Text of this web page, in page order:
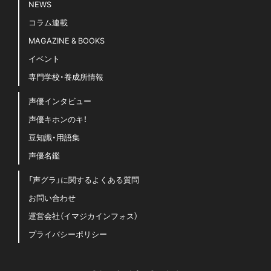
NEWS
コラム連載
MAGAZINE & BOOKS
イベント
専門学校・養成所情報
声優インタビュー
声優キホンのキ！
豆知識・用語集
声優名鑑
「声グラ」に関するよくある質問
お問い合わせ
運営会社（イマジカインフォス）
プライバシーポリシー